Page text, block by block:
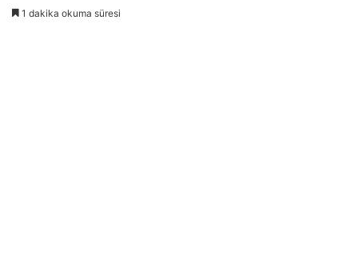
1 dakika okuma süresi